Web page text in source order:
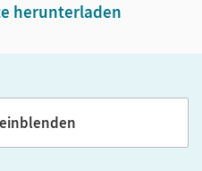
herunterladen